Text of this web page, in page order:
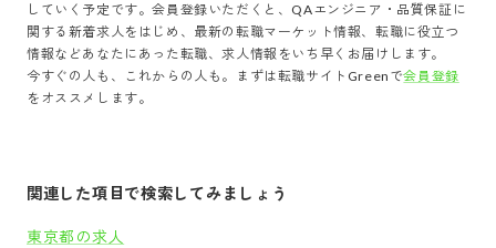
していく予定です。会員登録いただくと、 QAエンジニア・品質保証 に
関する新着求人をはじめ、最新の転職マーケット情報、転職に役立つ
情報などあなたにあった転職、求人情報をいち早くお届けします。
今すぐの人も、これからの人も。まずは転職サイトGreenで会員登録
をオススメします。
関連した項目で検索してみましょう
東京都の求人